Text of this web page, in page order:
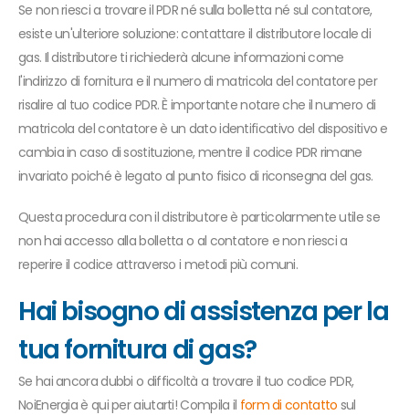
Se non riesci a trovare il PDR né sulla bolletta né sul contatore,
esiste un'ulteriore soluzione: contattare il distributore locale di
gas. Il distributore ti richiederà alcune informazioni come
l'indirizzo di fornitura e il numero di matricola del contatore per
risalire al tuo codice PDR. È importante notare che il numero di
matricola del contatore è un dato identificativo del dispositivo e
cambia in caso di sostituzione, mentre il codice PDR rimane
invariato poiché è legato al punto fisico di riconsegna del gas.
Questa procedura con il distributore è particolarmente utile se
non hai accesso alla bolletta o al contatore e non riesci a
reperire il codice attraverso i metodi più comuni.
Hai bisogno di assistenza per la
tua fornitura di gas?
Se hai ancora dubbi o difficoltà a trovare il tuo codice PDR,
NoiEnergia è qui per aiutarti! Compila il form di contatto sul